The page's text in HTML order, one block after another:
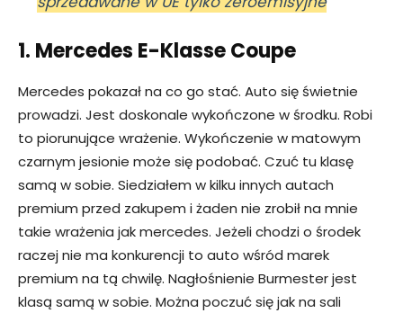
1. Mercedes E-Klasse Coupe
Mercedes pokazał na co go stać. Auto się świetnie
prowadzi. Jest doskonale wykończone w środku. Robi
to piorunujące wrażenie. Wykończenie w matowym
czarnym jesionie może się podobać. Czuć tu klasę
samą w sobie. Siedziałem w kilku innych autach
premium przed zakupem i żaden nie zrobił na mnie
takie wrażenia jak mercedes. Jeżeli chodzi o środek
raczej nie ma konkurencji to auto wśród marek
premium na tą chwilę. Nagłośnienie Burmester jest
klasą samą w sobie. Można poczuć się jak na sali